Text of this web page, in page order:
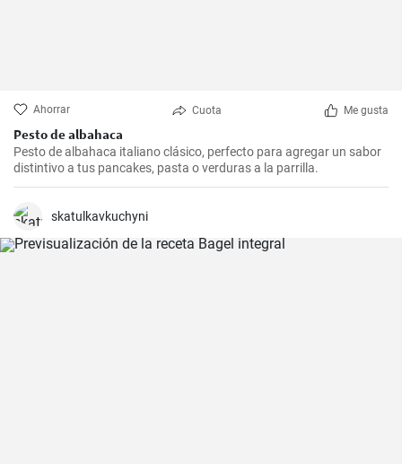
Ahorrar Cuota Me gusta
Pesto de albahaca
Pesto de albahaca italiano clásico, perfecto para agregar un sabor
distintivo a tus pancakes, pasta o verduras a la parrilla.
skatulkavkuchyni